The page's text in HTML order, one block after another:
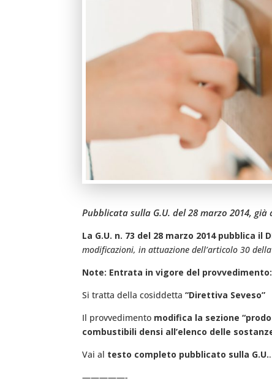
Pubblicata sulla G.U. del 28 marzo 2014,
La G.U. n. 73 del 28 marzo 2014 pubblica il
modificazioni, in attuazione dell’articolo 30
Note: Entrata in vigore del provvedimento:
Si tratta della cosiddetta“Direttiva Seveso”
Il provvedimento modifica la sezione
combustibili densi all’elenco delle
Vai al testo completo pubblicato sulla G.U..
—————-